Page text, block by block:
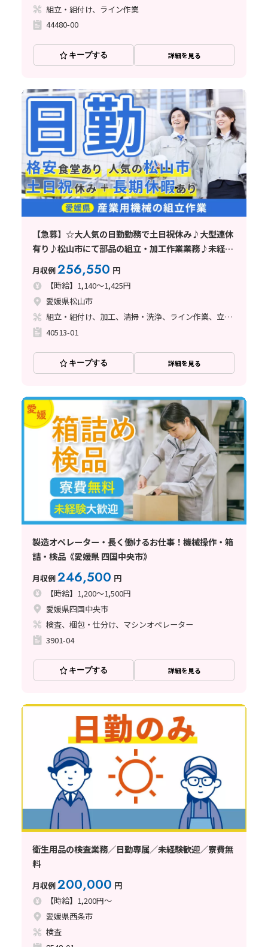
組立・組付け、ライン作業
44480-00
キープする 詳細を見る
【急募】☆大人気の日勤勤務で土日祝休み♪大型連休
有り♪松山市にて部品の組立・加工作業業務♪未経験
者大歓迎！！地元通勤者大歓迎♪♪
月収例256,550 円
【時給】1,140～1,425円
愛媛県松山市
組立・組付け、加工、清掃・洗浄、ライン作業、立ち作業
40513-01
キープする 詳細を見る
製造オペレーター・長く働けるお仕事！機械操作・箱
詰・検品《愛媛県 四国中央市》
月収例246,500 円
【時給】1,200～1,500円
愛媛県四国中央市
検査、梱包・仕分け、マシンオペレーター
3901-04
キープする 詳細を見る
衛生用品の検査業務／日勤専属／未経験歓迎／寮費無
料
月収例200,000 円
【時給】1,200円～
愛媛県西条市
検査